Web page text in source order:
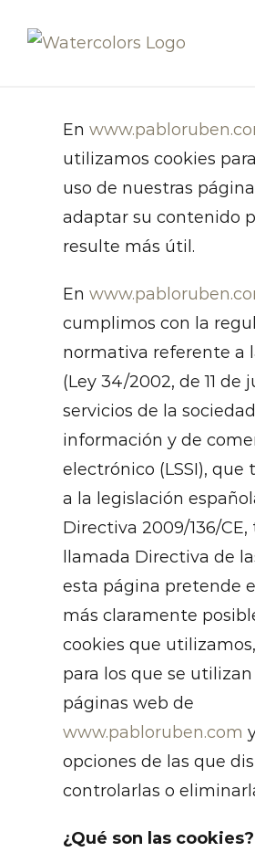
En
utilizamos cookies
uso de nuestras
adaptar su contenido
resulte más útil.
En
cumplimos con la
normativa referente a
(Ley 34/2002, de 11 de
servicios de la
información y de
electrónico (LSSI), que
a la legislación
Directiva 2009/136/
llamada Directiva de
esta página pretende
más claramente
cookies que
para los que se utilizan
páginas web de
www.pabloruben.com
opciones de las que
controlarlas o
¿Qué son las cookies?